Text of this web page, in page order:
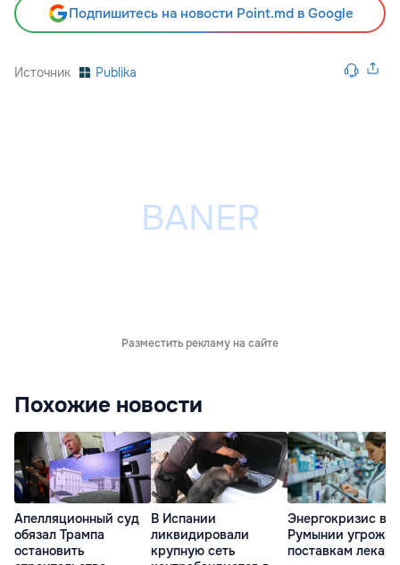
Подпишитесь на новости Point.md в Google
Источник Publika
Разместить рекламу на сайте
Похожие новости
Апелляционный суд
обязал Трампа
остановить
В Испании
ликвидировали
крупную сеть
Энергокризис в
Румынии
поставкам